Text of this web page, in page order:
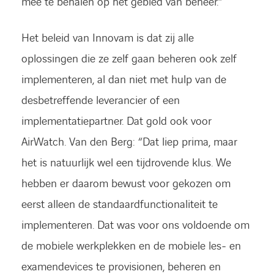
Het beleid van Innovam is dat zij alle
oplossingen die ze zelf gaan beheren ook zelf
implementeren, al dan niet met hulp van de
desbetreffende leverancier of een
implementatiepartner. Dat gold ook voor
AirWatch. Van den Berg: “Dat liep prima, maar
het is natuurlijk wel een tijdrovende klus. We
hebben er daarom bewust voor gekozen om
eerst alleen de standaardfunctionaliteit te
implementeren. Dat was voor ons voldoende om
de mobiele werkplekken en de mobiele les- en
examendevices te provisionen, beheren en